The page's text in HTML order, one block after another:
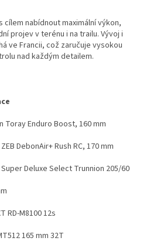
cílem nabídnout maximální výkon,
projev v terénu i na trailu. Vývoj i
ve Francii, což zaručuje vysokou
nad každým detailem.
Toray Enduro Boost, 160 mm
DebonAir+ Rush RC, 170 mm
Deluxe Select Trunnion 205/60
RD-M8100 12s
165 mm 32T